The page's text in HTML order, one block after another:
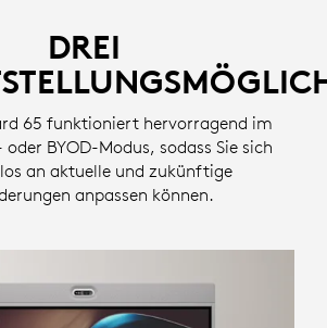
DREI
65 funktioniert hervorragend im
BYOD-Modus, sodass Sie sich
an aktuelle und zukünftige
anpassen können.